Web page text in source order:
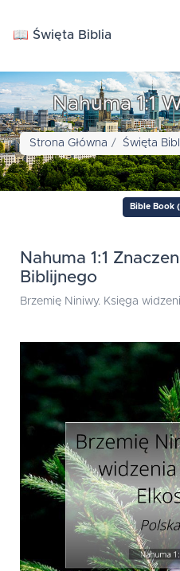
📖 Święta Biblia
Nahuma 1:1
Strona Główna Święta
Bible Book
Nahuma 1:1
Biblijnego
Brzemię Niniwy. Księga